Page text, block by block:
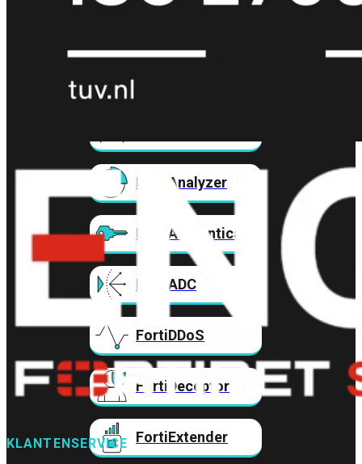
FortiAnalyzer
FortiAuthenticator
FortiADC
FortiDDoS
FortiDeceptor
FortiExtender
KLANTENSERVICE